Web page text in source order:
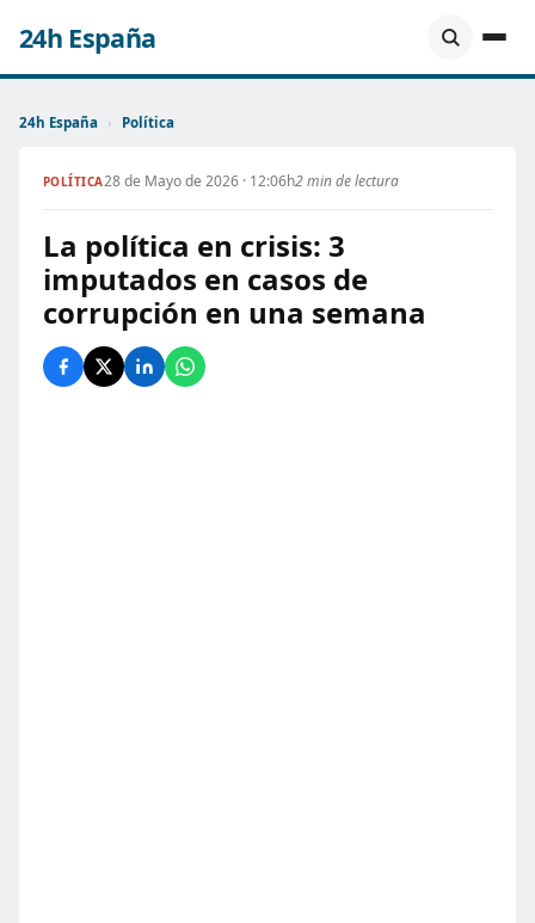
24h España
24h España › Política
POLÍTICA28 de Mayo de 2026 · 12:06h2 min de lectura
La política en crisis: 3
imputados en casos de
corrupción en una semana